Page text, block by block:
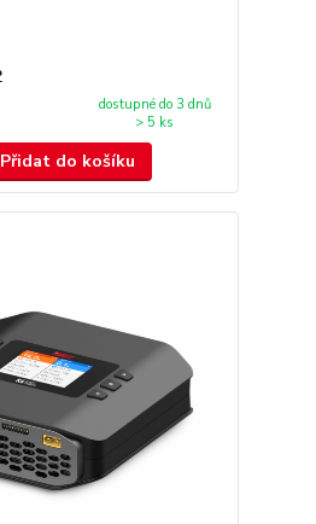
dostupné do 3 dnů
> 5 ks
Přidat do košíku